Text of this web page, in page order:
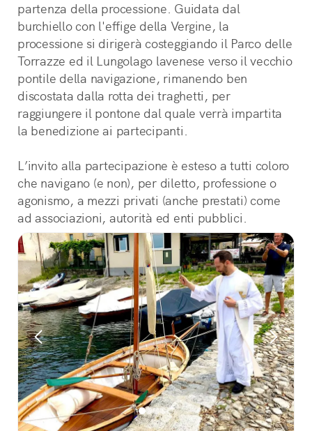
partenza della processione. Guidata dal
burchiello con l'effige della Vergine, la
processione si dirigerà costeggiando il Parco delle
Torrazze ed il Lungolago lavenese verso il vecchio
pontile della navigazione, rimanendo ben
discostata dalla rotta dei traghetti, per
raggiungere il pontone dal quale verrà impartita
la benedizione ai partecipanti.
L’invito alla partecipazione è esteso a tutti coloro
che navigano (e non), per diletto, professione o
agonismo, a mezzi privati (anche prestati) come
ad associazioni, autorità ed enti pubblici.